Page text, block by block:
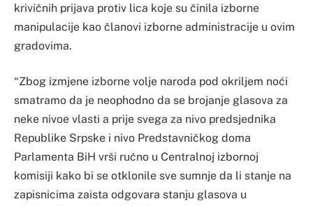
krivičnih prijava protiv lica koje su činila izborne
manipulacije kao članovi izborne administracije u ovim
gradovima.
“Zbog izmjene izborne volje naroda pod okriljem noći
smatramo da je neophodno da se brojanje glasova za
neke nivoe vlasti a prije svega za nivo predsjednika
Republike Srpske i nivo Predstavničkog doma
Parlamenta BiH vrši ručno u Centralnoj izbornoj
komisiji kako bi se otklonile sve sumnje da li stanje na
zapisnicima zaista odgovara stanju glasova u